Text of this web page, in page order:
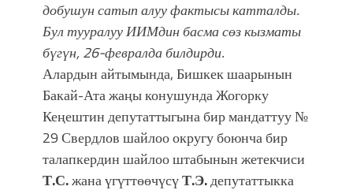
редакторлору... (Тизме. Видео)
“КАРА КЕМПИР”: ҮМҮТТҮН
ТҮБӨЛҮК СИМВОЛУ
Кыргызстандагы эң ири музыкалуу
фонтанды көрүү үчүн Royal Central
Park'ка 30 миң адам чогулду
добушун сатып алуу фактысы катталды.
Бул тууралуу ИИМдин басма сөз кызматы
бүгүн, 26-февралда билдирди.
Алардын айтымында, Бишкек шаарынын
Бакай-Ата жаңы конушунда Жогорку
Кеңештин депутаттыгына бир мандаттуу №
29 Свердлов шайлоо округу боюнча бир
талапкердин шайлоо штабынын жетекчиси
Т.С.жана үгүттөөчүсүТ.Э.депутаттыкка